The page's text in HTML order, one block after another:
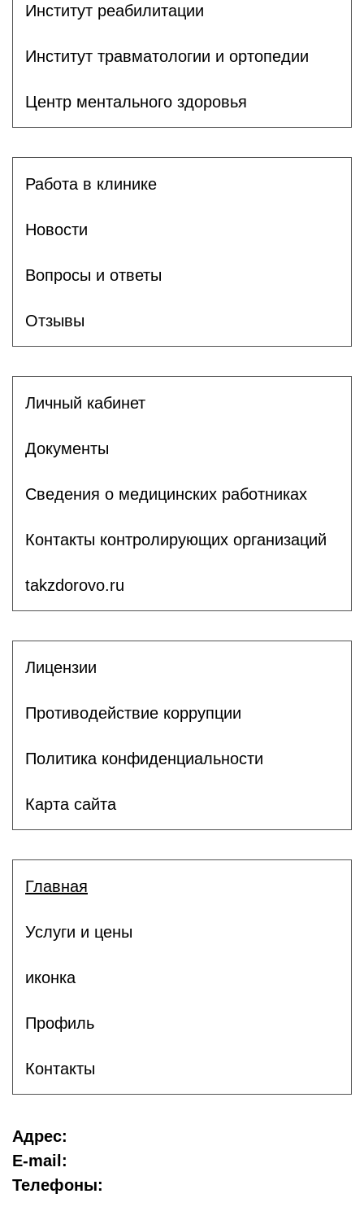
Институт реабилитации
Институт травматологии и ортопедии
Центр ментального здоровья
Работа в клинике
Новости
Вопросы и ответы
Отзывы
Личный кабинет
Документы
Сведения о медицинских работниках
Контакты контролирующих организаций
takzdorovo.ru
Лицензии
Противодействие коррупции
Политика конфиденциальности
Карта сайта
Главная
Услуги и цены
иконка
Профиль
Контакты
Адрес:
E-mail:
Телефоны: